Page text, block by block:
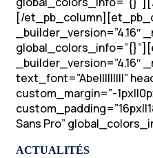
[/
text_font=”Abel||||||||”
custom_margin=”-
Sans Pro”
ACTUALITÉS